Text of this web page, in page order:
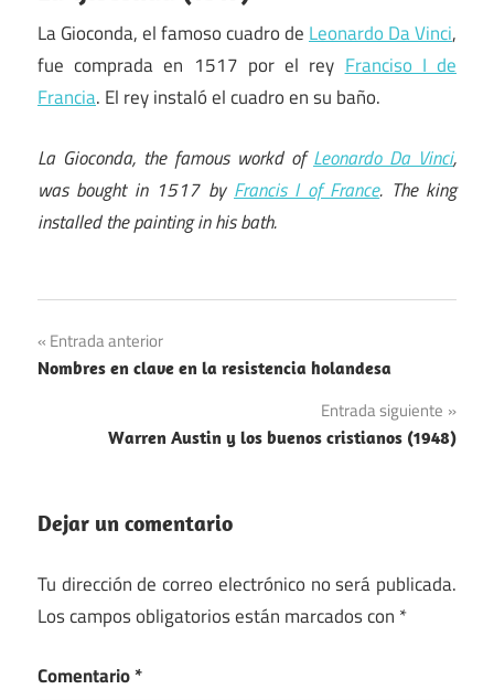
La Gioconda, el famoso cuadro deLeonardo Da Vinci,
fue comprada en 1517 por el reyFranciso I de
Francia. El rey instaló el cuadro en su baño.
La Gioconda, the famous workd ofLeonardo Da Vinci,
was bought in 1517 by Francis I of France. The king
installed the painting in his bath.
Navegación
de
entradas
Entrada anterior
Nombres en clave en la resistencia holandesa
Entrada siguiente
Warren Austin y los buenos cristianos (1948)
Dejar un comentario
Tu dirección de correo electrónico no será publicada.
Los campos obligatorios están marcados con *
Comentario*